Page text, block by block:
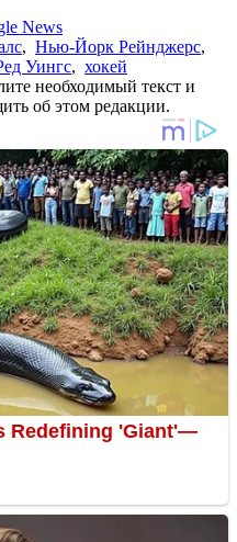
News
, Нью-Йорк Рейнджерс,
Уингс, хокей
необходимый текст и
об этом редакции.